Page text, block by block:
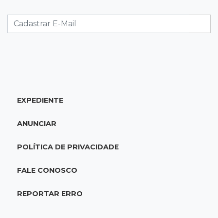
Brasileirão Feminino
20:15Pedro Juan Caballero
ligada a laboratório ilegal
19:56São Gabriel do Oeste
Suspeitos de ocupar avião interceptado pela
EXPEDIENTE
ANUNCIAR
POLÍTICA DE PRIVACIDADE
FALE CONOSCO
REPORTAR ERRO